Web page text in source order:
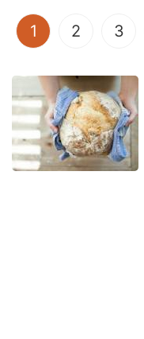
1 (current)
2 3